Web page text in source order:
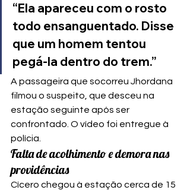
“Ela apareceu com o rosto
todo ensanguentado. Disse
que um homem tentou
pegá-la dentro do trem.”
A passageira que socorreu Jhordana
filmou o suspeito, que desceu na
estação seguinte após ser
confrontado. O vídeo foi entregue à
polícia.
Falta de acolhimento e demora nas
providências
Cícero chegou à estação cerca de 15